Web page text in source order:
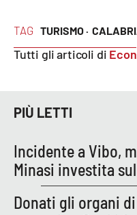
TAG TURISMO ·
Tutti gli articoli di
PIÙ LETTI
Incidente a Vibo,
Minasi investita
Donati gli organi